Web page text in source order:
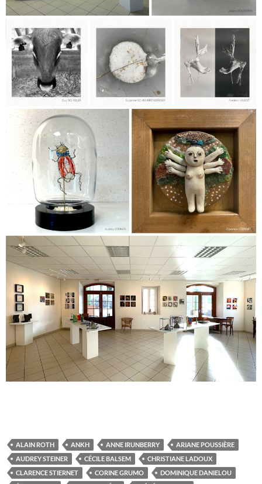
ALAIN ROTH ANKH ANNE IRUNBERRY
ARIANE POUSSIÈRE
AUDREY STEINER
CÉCILE BALSEM
CHRISTIANE LADOUX
CLARENCE STIERNET
CORINE GRUMO
DOMINIQUE DANIELOU